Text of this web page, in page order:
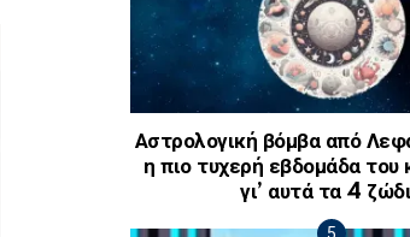
Αστρολογική βόμβα από
η πιο τυχερή εβδομάδα του
γι’ αυτά τα 4